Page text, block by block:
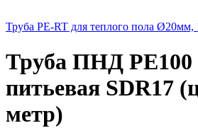
Труба PE-RT для теплого пола Ø20мм,
Труба ПНД РЕ100
питьевая SDR17
метр)